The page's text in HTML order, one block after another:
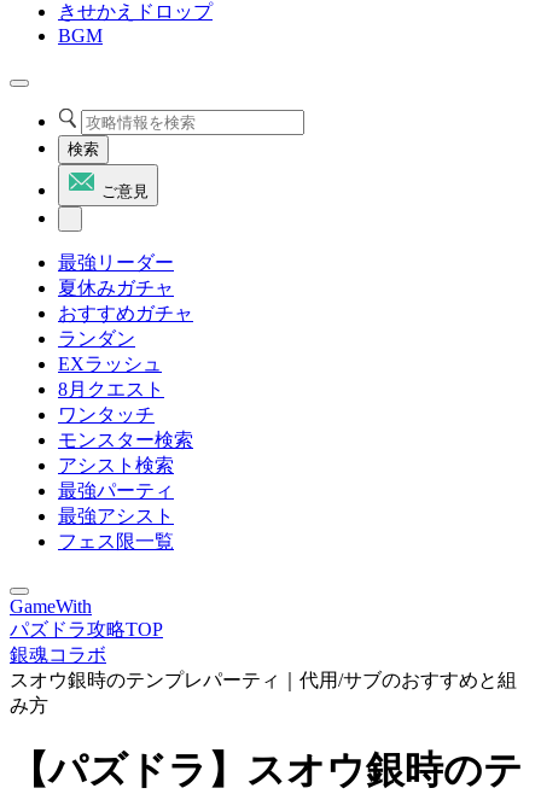
きせかえドロップ
BGM
検索
ご意見
最強リーダー
夏休みガチャ
おすすめガチャ
ランダン
EXラッシュ
8月クエスト
ワンタッチ
モンスター検索
アシスト検索
最強パーティ
最強アシスト
フェス限一覧
GameWith
パズドラ攻略TOP
銀魂コラボ
スオウ銀時のテンプレパーティ｜代用/サブのおすすめと組
み方
【パズドラ】スオウ銀時のテ